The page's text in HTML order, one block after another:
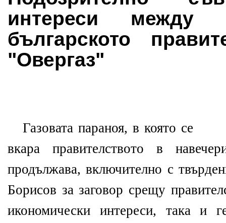
интереси между
българското
"Овергаз"
Газовата параноя, в която се
вкара правителството в
продължава, включително с
Борисов за заговор срещу
икономически интереси, така и